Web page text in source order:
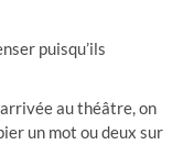
puisqu’ils
au théâtre, on
un mot ou deux sur